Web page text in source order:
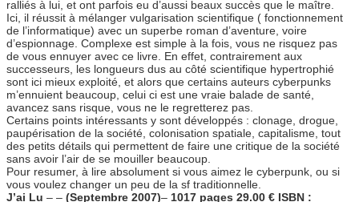
ralliés à lui, et ont parfois eu d’aussi beaux succès que le maître.
Ici, il réussit à mélanger vulgarisation scientifique ( fonctionnement
de l’informatique) avec un superbe roman d’aventure, voire
d’espionnage. Complexe est simple à la fois, vous ne risquez pas
de vous ennuyer avec ce livre. En effet, contrairement aux
successeurs, les longueurs dus au côté scientifique hypertrophié
sont ici mieux exploité, et alors que certains auteurs cyberpunks
m’ennuient beaucoup, celui ci est une vraie balade de santé,
avancez sans risque, vous ne le regretterez pas.
Certains points intéressants y sont développés : clonage, drogue,
paupérisation de la société, colonisation spatiale, capitalisme, tout
des petits détails qui permettent de faire une critique de la société
sans avoir l’air de se mouiller beaucoup.
Pour resumer, à lire absolument si vous aimez le cyberpunk, ou si
vous voulez changer un peu de la sf traditionnelle.
J’ai Lu – – (Septembre 2007)– 1017 pages 29.00 € ISBN :